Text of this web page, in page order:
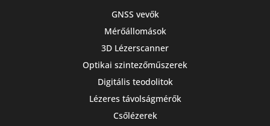
GNSS vevők
Mérőállomások
3D Lézerscanner
Optikai szintezőműszerek
Digitális teodolitok
Lézeres távolságmérők
Csőlézerek